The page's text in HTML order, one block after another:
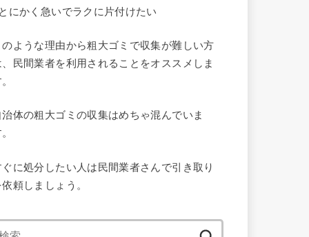
にかく急いでラクに片付けたい
のような理由から粗大ゴミで収集が難しい方
、民間業者を利用されることをオススメしま
治体の粗大ゴミの収集はめちゃ混んでいま
ぐに処分したい人は民間業者さんで引き取り
頼しましょう。